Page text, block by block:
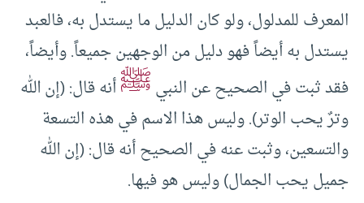
المعرف للمدلول، ولو كان الدليل ما يستدل به، فالعبد
يستدل به أيضاً فهو دليل من الوجهين جميعاً‏. ‏وأيضاً،
فقد ثبت في الصحيح عن النبيﷺأنه قال‏:‏ ‏(‏إن الله
وترٌ يحب الوتر‏)‏‏.‏ وليس هذا الاسم في هذه التسعة
والتسعين، وثبت عنه في الصحيح أنه قال‏:‏ ‏(‏إن الله
جميل يحب الجمال‏)‏ وليس هو فيها‏.‏